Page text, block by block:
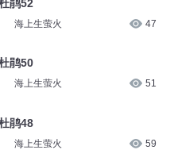
鹃52
海上生萤火 47
鹃50
海上生萤火 51
鹃48
海上生萤火 59